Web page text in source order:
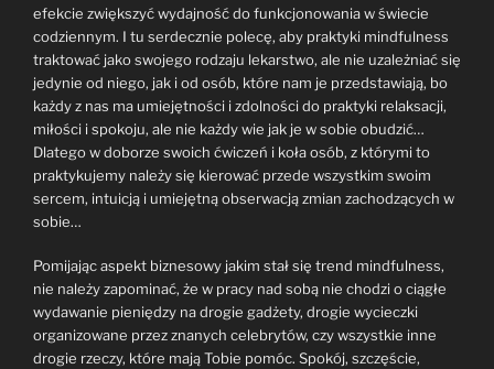
efekcie zwiększyć wydajność do funkcjonowania w świecie
codziennym. I tu serdecznie polecę, aby praktyki mindfulness
traktować jako swojego rodzaju lekarstwo, ale nie uzależniać się
jedynie od niego, jak i od osób, które nam je przedstawiają, bo
każdy z nas ma umiejętności i zdolności do praktyki relaksacji,
miłości i spokoju, ale nie każdy wie jak je w sobie obudzić…
Dlatego w doborze swoich ćwiczeń i koła osób, z którymi to
praktykujemy należy się kierować przede wszystkim swoim
sercem, intuicją i umiejętną obserwacją zmian zachodzących w
sobie…
Pomijając aspekt biznesowy jakim stał się trend mindfulness,
nie należy zapominać, że w pracy nad sobą nie chodzi o ciągłe
wydawanie pieniędzy na drogie gadżety, drogie wycieczki
organizowane przez znanych celebrytów, czy wszystkie inne
drogie rzeczy, które mają Tobie pomóc. Spokój, szczęście,